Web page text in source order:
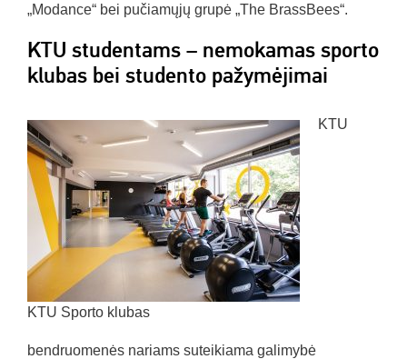
„Modance“ bei pučiamųjų grupė „The BrassBees“.
KTU studentams – nemokamas sporto
klubas bei studento pažymėjimai
KTU Sporto klubas
KTU
bendruomenės nariams suteikiama galimybė